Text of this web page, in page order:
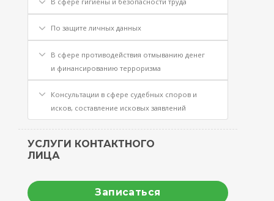
По защите личных данных
В сфере противодействия отмыванию денег
и финансированию терроризма
Консультации в сфере судебных споров и
исков, составление исковых заявлений
УСЛУГИ КОНТАКТНОГО
ЛИЦА
Записаться